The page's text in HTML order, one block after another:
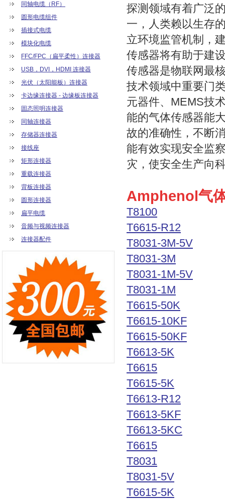
同轴电缆（RF）
圆形电缆组件
插接式电缆
模块化电缆
FFC/FPC（扁平柔性）连接器
USB，DVI，HDMI 连接器
光伏（太阳能板）连接器
卡边缘连接器 - 边缘板连接器
固态照明连接器
同轴连接器
存储器连接器
接线座
矩形连接器
重载连接器
背板连接器
圆形连接器
扁平电缆
音频与视频连接器
连接器配件
探测领域有着广泛
一，人类赖以生存
立环境监管机制，
传感器将有助于建
传感器是物联网最
技术领域中重要门
元器件、MEMS技
能的气体传感器能
故的准确性，不断
能有效实现安全监
灾，使安全生产向
Amphenol气
T8100
T6615-R12
T8031-3M-5V
T8031-3M
T8031-1M-5V
T8031-1M
T6615-50K
T6615-10KF
T6615-50KF
T6613-5K
T6615
T6615-5K
T6613-R12
T6613-5KF
T6613-5KC
T6615
T8031
T8031-5V
T6615-5K